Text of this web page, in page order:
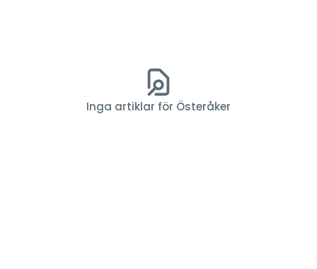
Inga artiklar för Österåker